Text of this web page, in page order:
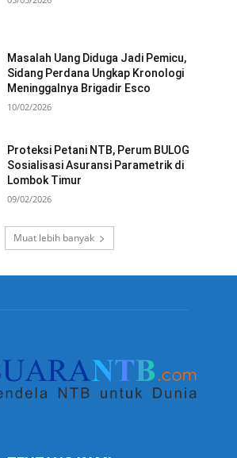
Masalah Uang Diduga Jadi Pemicu,
Sidang Perdana Ungkap Kronologi
Meninggalnya Brigadir Esco
10/02/2026
Proteksi Petani NTB, Perum BULOG
Sosialisasi Asuransi Parametrik di
Lombok Timur
09/02/2026
Muat lebih banyak